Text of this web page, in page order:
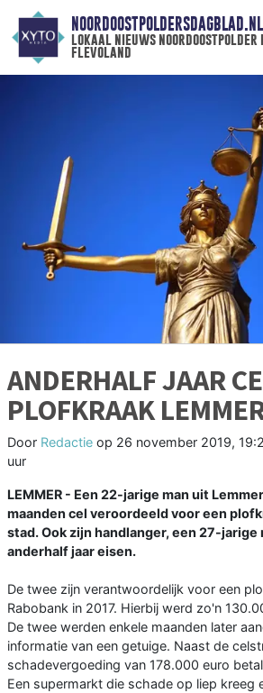
NOORDOOSTPOLDERSDAGBLAD.NL
lokaal nieuws noordoostpolder
flevoland
ANDERHALF JAAR
PLOFKRAAK
Door Redactie op 26 november 2019,
uur
LEMMER - Een 22-jarige man uit
maanden cel veroordeeld voor een
stad. Ook zijn handlanger, een 27-jarige
anderhalf jaar eisen.
De twee zijn verantwoordelijk voor een
Rabobank in 2017. Hierbij werd zo'n
De twee werden enkele maanden later
informatie van een getuige. Naast de
schadevergoeding van 178.000 euro
Een supermarkt die schade op liep kreeg